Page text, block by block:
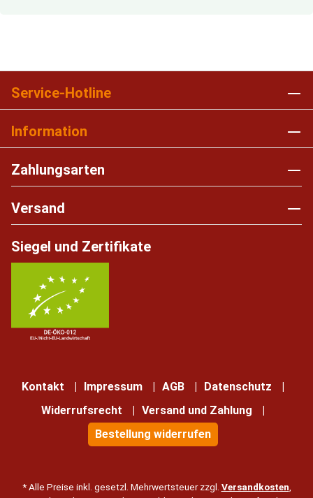
Service-Hotline
Information
Zahlungsarten
Versand
Siegel und Zertifikate
Kontakt Impressum AGB
Datenschutz
Widerrufsrecht
Versand und Zahlung
Bestellung widerrufen
* Alle Preise inkl. gesetzl. Mehrwertsteuer zzgl. Versandkosten